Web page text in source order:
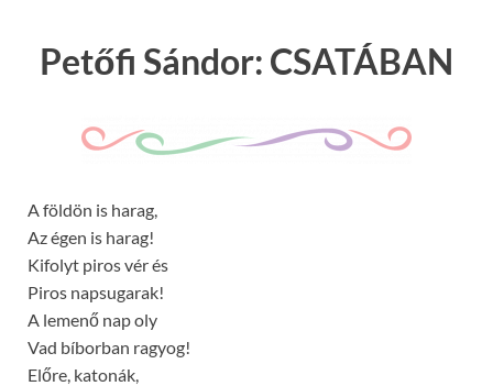
Petőfi Sándor: CSATÁBAN
A földön is harag,
Az égen is harag!
Kifolyt piros vér és
Piros napsugarak!
A lemenő nap oly
Vad bíborban ragyog!
Előre, katonák,